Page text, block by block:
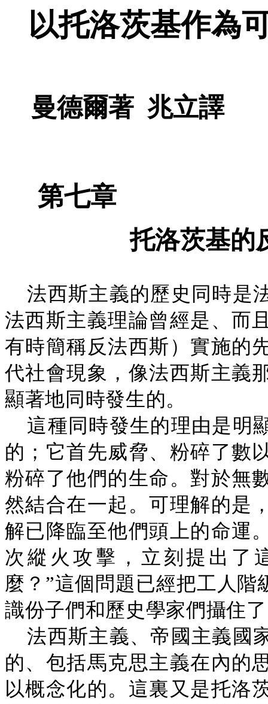
以托洛茨基作為
曼德爾著 兆立譯
第七章
托洛茨基的
法西斯主義的歷史同時是
法西斯主義理論曾經是、而
有時簡稱反法西斯）實施的
代社會現象，像法西斯主義
顯著地同時發生的。
這種同時發生的理由是明
的；它首先威脅、粉碎了數
粉碎了他們的生命。對於無
然結合在一起。可理解的是
解已降臨至他們頭上的命運
次縱火攻擊，立刻提出了
麼？”這個問題已經把工人
識份子們和歷史學家們攝住
法西斯主義、帝國主義國
的、包括馬克思主義在內的
以概念化的。這裏又是托洛